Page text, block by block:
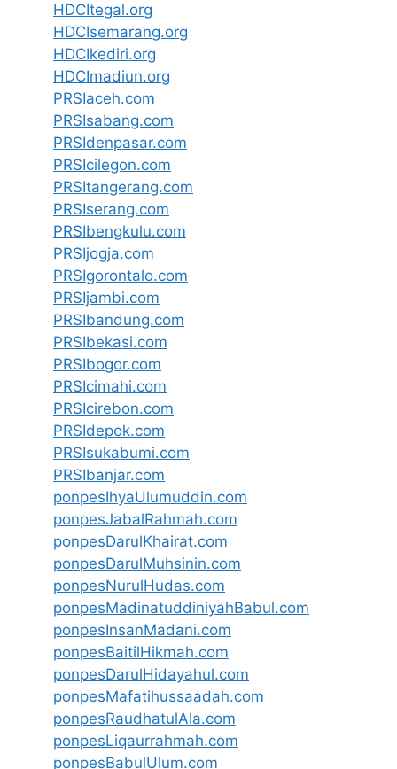
HDCItegal.org
HDCIsemarang.org
HDCIkediri.org
HDCImadiun.org
PRSIaceh.com
PRSIsabang.com
PRSIdenpasar.com
PRSIcilegon.com
PRSItangerang.com
PRSIserang.com
PRSIbengkulu.com
PRSIjogja.com
PRSIgorontalo.com
PRSIjambi.com
PRSIbandung.com
PRSIbekasi.com
PRSIbogor.com
PRSIcimahi.com
PRSIcirebon.com
PRSIdepok.com
PRSIsukabumi.com
PRSIbanjar.com
ponpesIhyaUlumuddin.com
ponpesJabalRahmah.com
ponpesDarulKhairat.com
ponpesDarulMuhsinin.com
ponpesNurulHudas.com
ponpesMadinatuddiniyahBabul.com
ponpesInsanMadani.com
ponpesBaitilHikmah.com
ponpesDarulHidayahul.com
ponpesMafatihussaadah.com
ponpesRaudhatulAla.com
ponpesLiqaurrahmah.com
ponpesBabulUlum.com